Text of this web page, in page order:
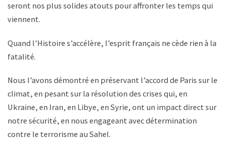
seront nos plus solides atouts pour affronter les temps qui
viennent.
Quand l’Histoire s’accélère, l’esprit français ne cède rien à la
fatalité.
Nous l’avons démontré en préservant l’accord de Paris sur le
climat, en pesant sur la résolution des crises qui, en
Ukraine, en Iran, en Libye, en Syrie, ont un impact direct sur
notre sécurité, en nous engageant avec détermination
contre le terrorisme au Sahel.